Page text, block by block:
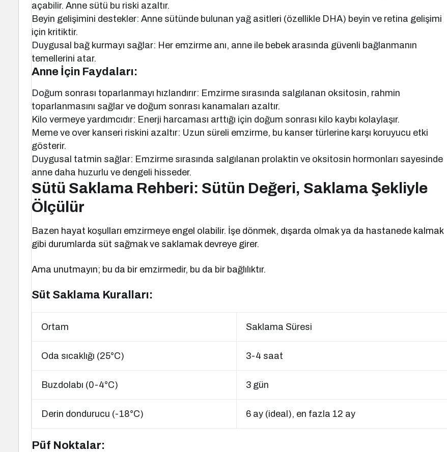
açabilir. Anne sütü bu riski azaltır.
Beyin gelişimini destekler: Anne sütünde bulunan yağ asitleri (özellikle DHA) beyin ve retina gelişimi
için kritiktir.
Duygusal bağ kurmayı sağlar: Her emzirme anı, anne ile bebek arasında güvenli bağlanmanın
temellerini atar.
Anne İçin Faydaları:
Doğum sonrası toparlanmayı hızlandırır: Emzirme sırasında salgılanan oksitosin, rahmin
toparlanmasını sağlar ve doğum sonrası kanamaları azaltır.
Kilo vermeye yardımcıdır: Enerji harcaması arttığı için doğum sonrası kilo kaybı kolaylaşır.
Meme ve over kanseri riskini azaltır: Uzun süreli emzirme, bu kanser türlerine karşı koruyucu etki
gösterir.
Duygusal tatmin sağlar: Emzirme sırasında salgılanan prolaktin ve oksitosin hormonları sayesinde
anne daha huzurlu ve dengeli hisseder.
Sütü Saklama Rehberi: Sütün Değeri, Saklama Şekliyle
Ölçülür
Bazen hayat koşulları emzirmeye engel olabilir. İşe dönmek, dışarda olmak ya da hastanede kalmak
gibi durumlarda süt sağmak ve saklamak devreye girer.
Ama unutmayın; bu da bir emzirmedir, bu da bir bağlılıktır.
Süt Saklama Kuralları:
Ortam Saklama Süresi
Oda sıcaklığı (25°C) 3-4 saat
Buzdolabı (0-4°C) 3 gün
Derin dondurucu (-18°C) 6 ay (ideal), en fazla 12 ay
Püf Noktalar: